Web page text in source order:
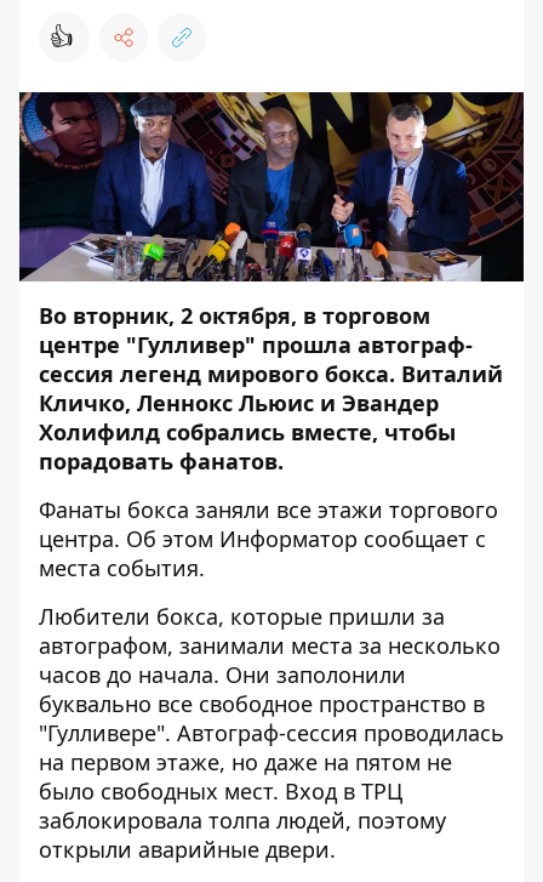
👍
Во вторник, 2 октября, в торговом
центре "Гулливер" прошла автограф-
сессия легенд мирового бокса. Виталий
Кличко, Леннокс Льюис и Эвандер
Холифилд собрались вместе, чтобы
порадовать фанатов.
Фанаты бокса заняли все этажи торгового
центра. Об этом Информатор сообщает с
места события.
Любители бокса, которые пришли за
автографом, занимали места за несколько
часов до начала. Они заполонили
буквально все свободное пространство в
"Гулливере". Автограф-сессия проводилась
на первом этаже, но даже на пятом не
было свободных мест. Вход в ТРЦ
заблокировала толпа людей, поэтому
открыли аварийные двери.